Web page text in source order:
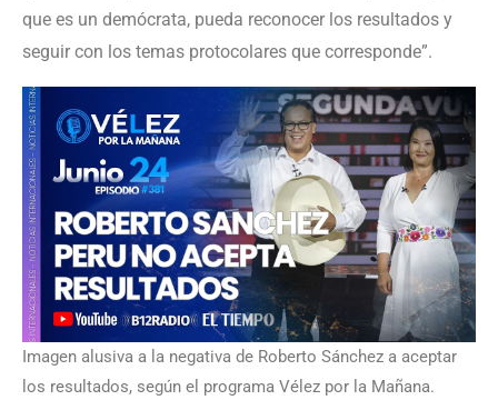
que es un demócrata, pueda reconocer los resultados y
seguir con los temas protocolares que corresponde”.
Imagen alusiva a la negativa de Roberto Sánchez a aceptar
los resultados, según el programa Vélez por la Mañana.